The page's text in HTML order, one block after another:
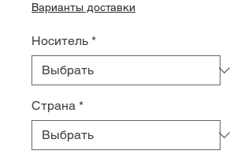
Варианты доставки
Носитель *
Страна *